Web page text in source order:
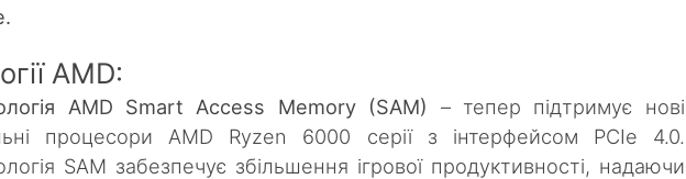
AMD:
AMD Smart Access Memory (SAM) – тепер підтримує нові
процесори AMD Ryzen 6000 серії з інтерфейсом PCIe 4.0.
SAM забезпечує збільшення ігрової продуктивності, надаючи